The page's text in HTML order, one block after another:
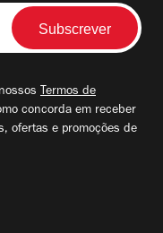
Termos de
concorda em receber
ofertas e promoções de